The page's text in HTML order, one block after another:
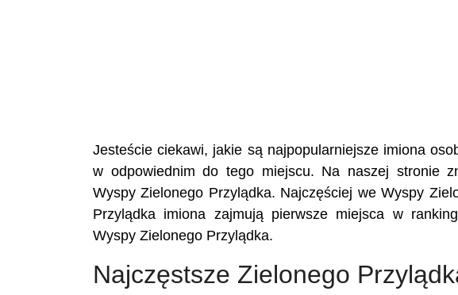
Jesteście ciekawi, jakie są najpopularniejsze imiona
w odpowiednim do tego miejscu. Na naszej stronie
Wyspy Zielonego Przylądka. Najczęściej we Wyspy
Przylądka imiona zajmują pierwsze miejsca w
Wyspy Zielonego Przylądka.
Najczęstsze Zielonego